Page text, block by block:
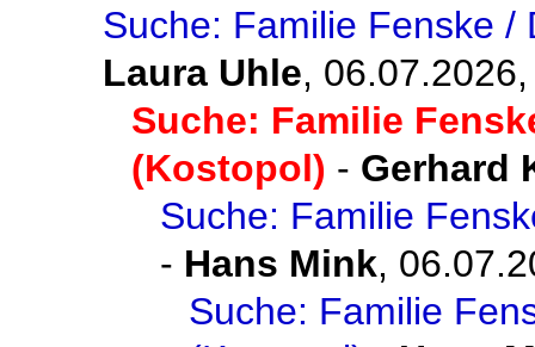
Suche: Familie Fenske /
Laura Uhle,
Suche: Familie
(Kostopol) - Gerhard
Suche: Familie
- Hans Mink,
Suche: Familie